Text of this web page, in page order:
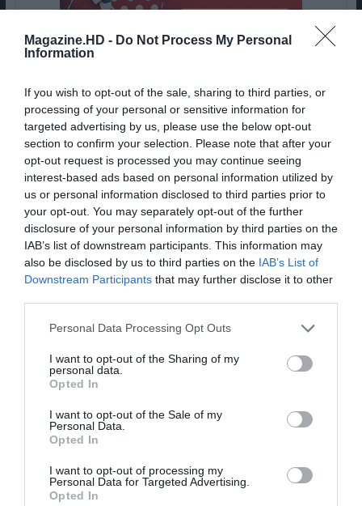
Magazine.HD - Do Not Process My Personal
Information
If you wish to opt-out of the sale, sharing to third parties, or
processing of your personal or sensitive information for
targeted advertising by us, please use the below opt-out
section to confirm your selection. Please note that after your
opt-out request is processed you may continue seeing
interest-based ads based on personal information utilized by
us or personal information disclosed to third parties prior to
your opt-out. You may separately opt-out of the further
disclosure of your personal information by third parties on the
IAB’s list of downstream participants. This information may
also be disclosed by us to third parties on the IAB’s List of
Downstream Participants that may further disclose it to other
Personal Data Processing Opt Outs
I want to opt-out of the Sharing of my
personal data.
Opted In
I want to opt-out of the Sale of my
Personal Data.
Opted In
I want to opt-out of processing my
Personal Data for Targeted Advertising.
Opted In
1.Um Crime no Expresso
do Oriente(57.564 mil
espectadores)
Um Crime no Expresso do Oriente
Data de estreia:
Estes são os dez filmes mais vistos da semana 9 a
15 de novembro nas salas de cinema